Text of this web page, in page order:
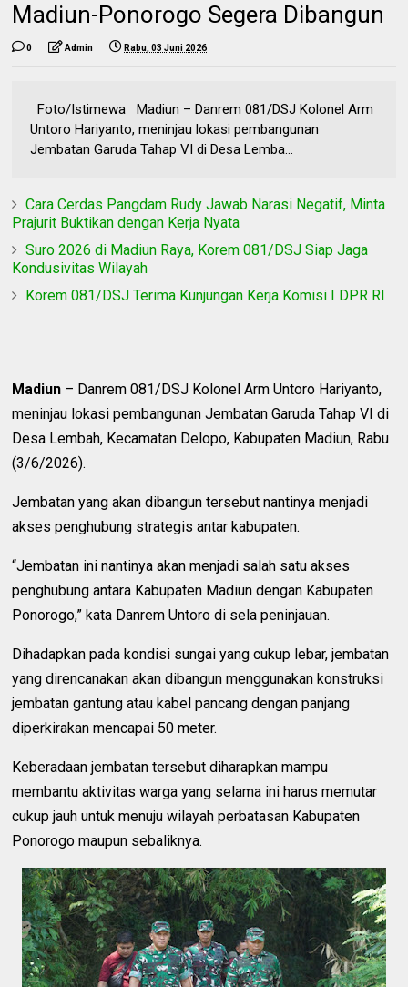
Madiun-Ponorogo Segera Dibangun
0 Admin Rabu, 03 Juni 2026
Foto/Istimewa Madiun – Danrem 081/DSJ Kolonel Arm
Untoro Hariyanto, meninjau lokasi pembangunan
Jembatan Garuda Tahap VI di Desa Lemba...
Cara Cerdas Pangdam Rudy Jawab Narasi Negatif, Minta
Prajurit Buktikan dengan Kerja Nyata
Suro 2026 di Madiun Raya, Korem 081/DSJ Siap Jaga
Kondusivitas Wilayah
Korem 081/DSJ Terima Kunjungan Kerja Komisi I DPR RI
Madiun – Danrem 081/DSJ Kolonel Arm Untoro Hariyanto,
meninjau lokasi pembangunan Jembatan Garuda Tahap VI di
Desa Lembah, Kecamatan Delopo, Kabupaten Madiun, Rabu
(3/6/2026).
Jembatan yang akan dibangun tersebut nantinya menjadi
akses penghubung strategis antar kabupaten.
“Jembatan ini nantinya akan menjadi salah satu akses
penghubung antara Kabupaten Madiun dengan Kabupaten
Ponorogo,” kata Danrem Untoro di sela peninjauan.
Dihadapkan pada kondisi sungai yang cukup lebar, jembatan
yang direncanakan akan dibangun menggunakan konstruksi
jembatan gantung atau kabel pancang dengan panjang
diperkirakan mencapai 50 meter.
Keberadaan jembatan tersebut diharapkan mampu
membantu aktivitas warga yang selama ini harus memutar
cukup jauh untuk menuju wilayah perbatasan Kabupaten
Ponorogo maupun sebaliknya.